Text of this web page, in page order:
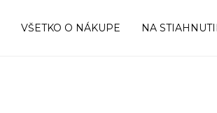
VŠETKO O NÁKUPE NA